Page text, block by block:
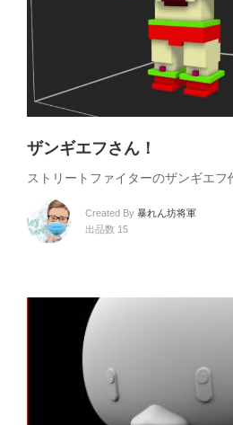
ザンギエフさん！
ストリートファイターのザンギエフ
Created By 暴れん坊将軍
出品数 15